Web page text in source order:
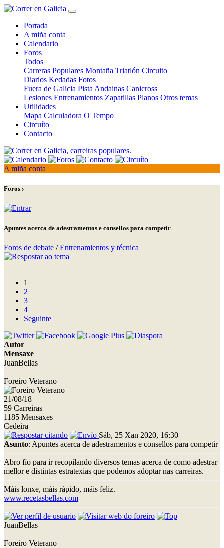
Portada
A miña conta
Calendario
Foros
Todos
Carreras Populares Montaña Triatlón Circuito
Diarios Kedadas Fotos
Fuera de Galicia Pista Andainas Canicross
Lesiones Entrenamientos Zapatillas Planos Otros temas
Utilidades
Mapa Calculadora O Tempo
Circuíto
Contacto
A miña conta
Foros ›
Apuntes acerca de adestramentos e consellos para competir
Foros de debate /Entrenamientos y técnica
1
2
3
4
Seguinte
Autor
Mensaxe
JuanBellas
Foreiro Veterano
21/08/18
59 Carreiras
1185 Mensaxes
Cedeira
Sáb, 25 Xan 2020, 16:30
Asunto: Apuntes acerca de adestramentos e consellos para competir
Abro fío para ir recopilando diversos temas acerca de como adestrar
mellor e distintas estratexias que podemos adoptar nas carreiras.
Máis lonxe, máis rápido, máis feliz.
www.recetasbellas.com
JuanBellas
Foreiro Veterano